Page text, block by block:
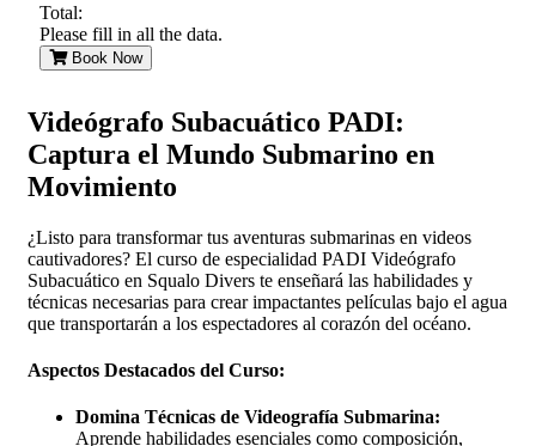
Total:
Please fill in all the data.
Book Now
Videógrafo Subacuático PADI:
Captura el Mundo Submarino en
Movimiento
¿Listo para transformar tus aventuras submarinas en videos
cautivadores? El curso de especialidad PADI Videógrafo
Subacuático en Squalo Divers te enseñará las habilidades y
técnicas necesarias para crear impactantes películas bajo el agua
que transportarán a los espectadores al corazón del océano.
Aspectos Destacados del Curso:
Domina Técnicas de Videografía Submarina:
Aprende habilidades esenciales como composición,